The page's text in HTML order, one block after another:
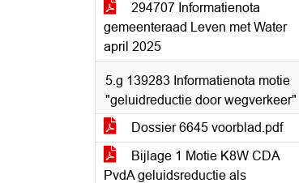
294707 Informatienota
gemeenteraad Leven met Water
april 2025
5.g 139283 Informatienota motie
"geluidreductie door wegverkeer"
Dossier 6645 voorblad.pdf
Bijlage 1 Motie K8W CDA
PvdA geluidsreductie als